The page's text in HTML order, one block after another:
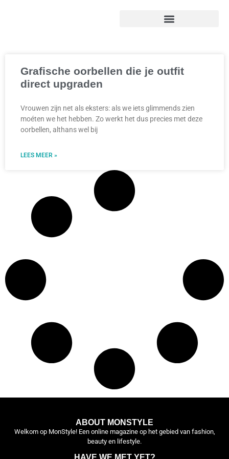
Grafische oorbellen die je outfit
direct upgraden
Vrouwen zijn net als eksters: als we iets glimmends zien
moéten we het hebben. Zo werkt het dus precies met deze
oorbellen, althans wel bij
LEES MEER »
ABOUT MONSTYLE
Welkom op MonStyle! Een online magazine op het gebied van fashion,
beauty en lifestyle.